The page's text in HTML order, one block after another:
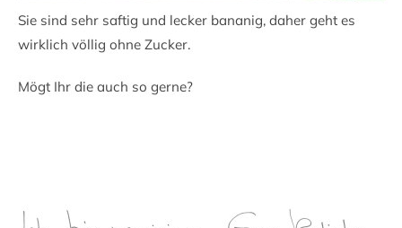
Sie sind sehr saftig und lecker bananig, daher geht es
wirklich völlig ohne Zucker.
Mögt Ihr die auch so gerne?